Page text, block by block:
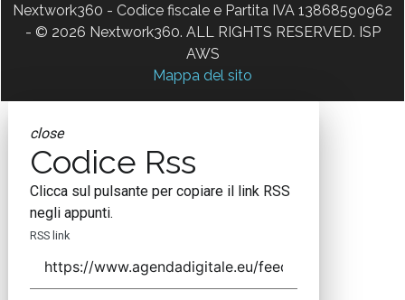
Nextwork360 - Codice fiscale e Partita IVA 13868590962
- © 2026 Nextwork360. ALL RIGHTS RESERVED. ISP
AWS
Mappa del sito
close
Codice Rss
Clicca sul pulsante per copiare il link RSS
negli appunti.
RSS link